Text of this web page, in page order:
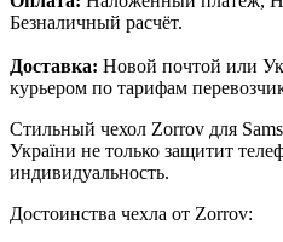
Безналичный расчёт.
Доставка: Новой почтой или
курьером по тарифам
Стильный чехол Zorrov для
України не только защитит
индивидуальность.
Достоинства чехла от Zorrov: